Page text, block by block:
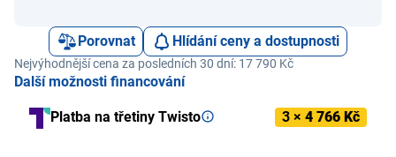
Porovnat Hlídání ceny a dostupnosti
Nejvýhodnější cena za posledních 30 dní: 17 790 Kč
Další možnosti financování
Platba na třetiny Twisto 3 × 4 766 Kč